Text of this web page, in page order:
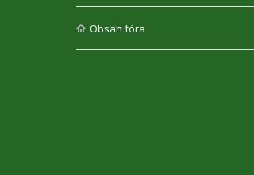
Obsah fóra